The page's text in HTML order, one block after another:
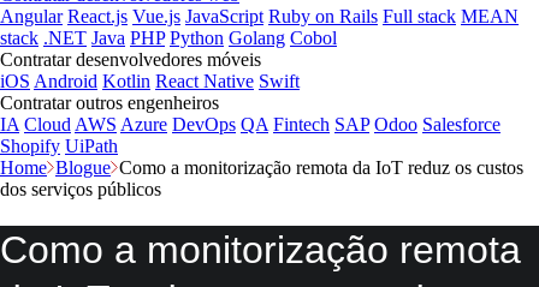
Angular React.js Vue.js JavaScript Ruby on Rails Full stack MEAN
stack .NET Java PHP Python Golang Cobol
Contratar desenvolvedores móveis
iOS Android Kotlin React Native Swift
Contratar outros engenheiros
IA Cloud AWS Azure DevOps QA Fintech SAP Odoo Salesforce
Shopify UiPath
Home Blogue Como a monitorização remota da IoT reduz os custos
dos serviços públicos
Como a monitorização remota